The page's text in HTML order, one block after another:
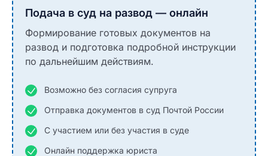
Подача в суд на развод — онлайн
Формирование готовых документов на
развод и подготовка подробной инструкции
по дальнейшим действиям.
Возможно без согласия супруга
Отправка документов в суд Почтой России
С участием или без участия в суде
Онлайн поддержка юриста